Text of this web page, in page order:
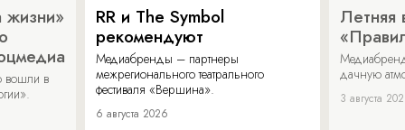
жизни»
вошли в
RR и The Symbol
рекомендуют
Медиабренды – партнеры
межрегионального театрального
фестиваля «Вершина».
6 августа 2026
Летняя
дачную
3 августа